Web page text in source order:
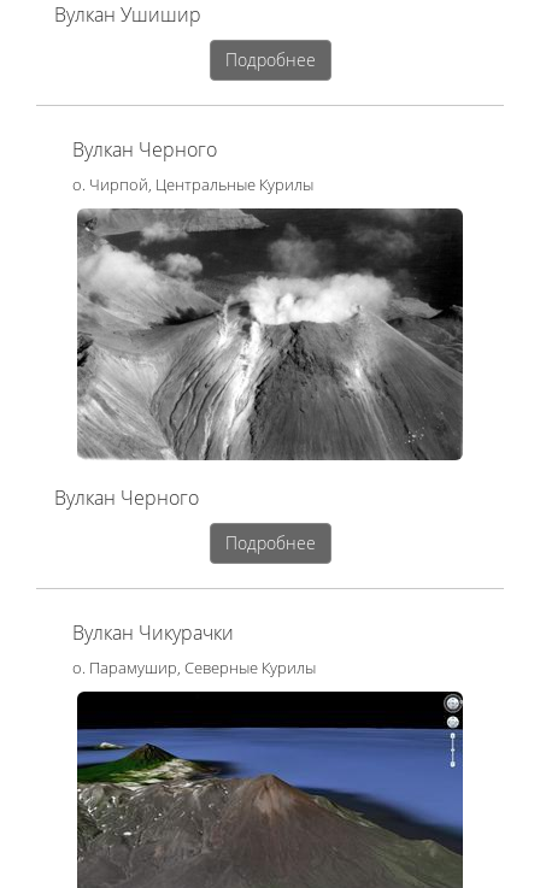
Вулкан Ушишир
Подробнее
Вулкан Черного
о. Чирпой, Центральные Курилы
Вулкан Черного
Подробнее
Вулкан Чикурачки
о. Парамушир, Северные Курилы